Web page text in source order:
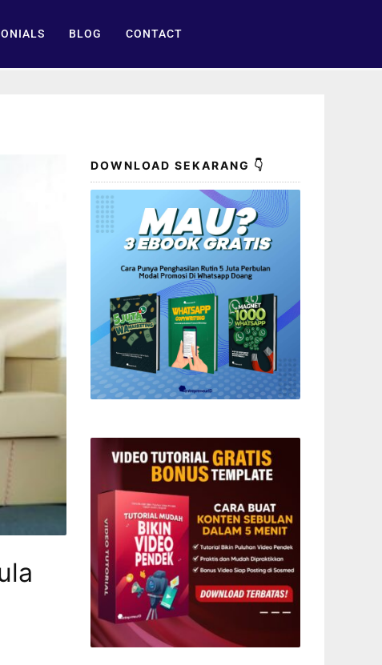
BLOG CONTACT
DOWNLOAD SEKARANG 👇